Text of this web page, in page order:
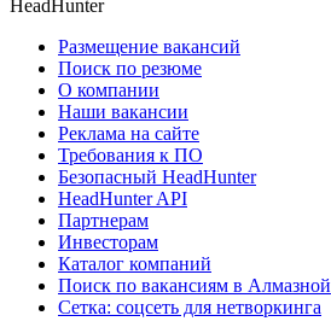
HeadHunter
Размещение вакансий
Поиск по резюме
О компании
Наши вакансии
Реклама на сайте
Требования к ПО
Безопасный HeadHunter
HeadHunter API
Партнерам
Инвесторам
Каталог компаний
Поиск по вакансиям в Алмазной
Сетка: соцсеть для нетворкинга